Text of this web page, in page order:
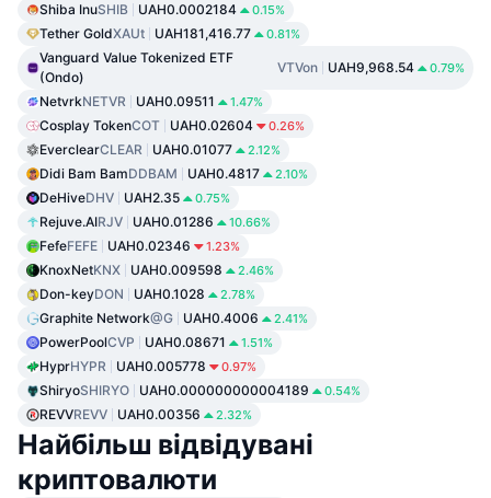
Shiba InuSHIB UAH0.0002184 0.15%
Tether GoldXAUt UAH181,416.77 0.81%
Vanguard Value Tokenized ETF
(Ondo)
VTVon UAH9,968.54 0.79%
NetvrkNETVR UAH0.09511 1.47%
Cosplay TokenCOT UAH0.02604 0.26%
EverclearCLEAR UAH0.01077 2.12%
Didi Bam BamDDBAM UAH0.4817 2.10%
DeHiveDHV UAH2.35 0.75%
Rejuve.AIRJV UAH0.01286 10.66%
FefeFEFE UAH0.02346 1.23%
KnoxNetKNX UAH0.009598 2.46%
Don-keyDON UAH0.1028 2.78%
Graphite Network@G UAH0.4006 2.41%
PowerPoolCVP UAH0.08671 1.51%
HyprHYPR UAH0.005778 0.97%
ShiryoSHIRYO UAH0.000000000004189 0.54%
REVVREVV UAH0.00356 2.32%
Найбільш відвідувані
криптовалюти